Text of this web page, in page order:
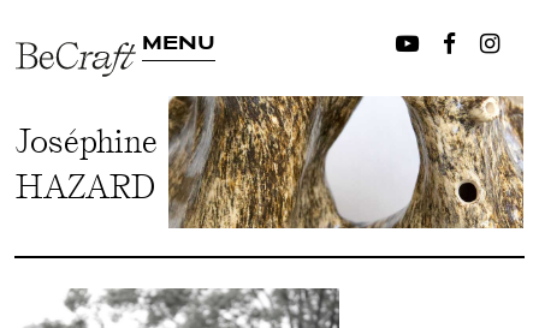
MENU
Joséphine
HAZARD